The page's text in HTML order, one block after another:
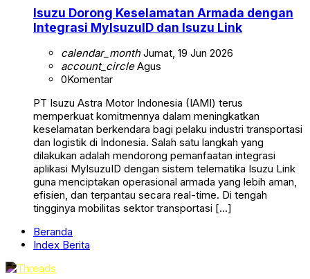
Isuzu Dorong Keselamatan Armada dengan
Integrasi MyIsuzuID dan Isuzu Link
calendar_monthJumat, 19 Jun 2026
account_circleAgus
0Komentar
PT Isuzu Astra Motor Indonesia (IAMI) terus
memperkuat komitmennya dalam meningkatkan
keselamatan berkendara bagi pelaku industri transportasi
dan logistik di Indonesia. Salah satu langkah yang
dilakukan adalah mendorong pemanfaatan integrasi
aplikasi MyIsuzuID dengan sistem telematika Isuzu Link
guna menciptakan operasional armada yang lebih aman,
efisien, dan terpantau secara real-time. Di tengah
tingginya mobilitas sektor transportasi […]
Beranda
Index Berita